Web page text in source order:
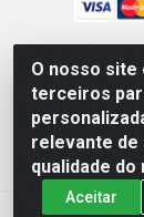
O nosso
terceiros
relevante de
qualidade
Aceitar
Novesete
Terminal